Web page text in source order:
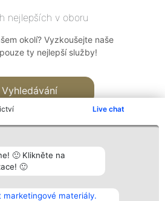
Live chat
🙂 Klikněte na
🙂
materiály.
nejlepších v oboru
okolí? Vyzkoušejte naše
ty nejlepší služby!
Vyhledávání
Vítězové
Seznam všech
Kontakt